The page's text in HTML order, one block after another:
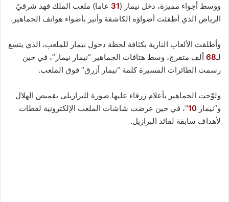
ووسط أجواء مميزة، دخل نيمار (31 عاما) ملعب الملك فهد شرقيّ
الرياض الذي أطفئت أضواؤه الكاشفة وأنير بأضواء هواتف الجماهير.
وأطلقت الألعاب النارية بكثافة لحظة دخول نيمار للملعب، الذي يتسع
لـ68 ألف متفرج، وسط هتافات الجماهير “نيمار نيمار”، في حين
رسمت الطائرات المسيرة كلمة “نيمار أزرق” فوق الملعب.
ولوّحت الجماهير بأعلام زرقاء عليها صورة للبرازيلي بقميص الهلال
و”نيمار
″، في حين عرضت شاشات الملعب الإلكترونية لقطات
لأهداف سابقة لقائد البرازيل.